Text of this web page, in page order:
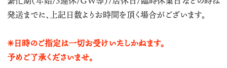
発送までに、上記日数よりお時間を頂く場合がございます。
✳︎日時のご指定は一切お受けいたしかねます。
予めご了承くださいませ。